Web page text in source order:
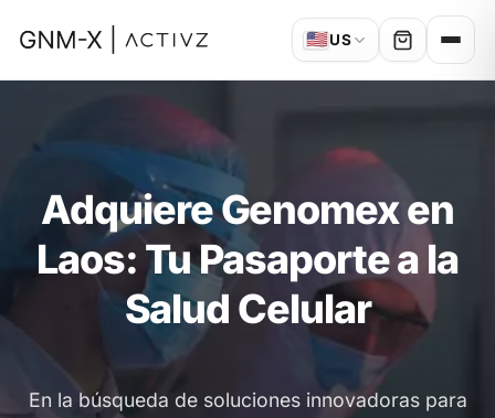
🇺🇸US
Adquiere Genomex en
Laos: Tu Pasaporte a la
Salud Celular
En la búsqueda de soluciones innovadoras para